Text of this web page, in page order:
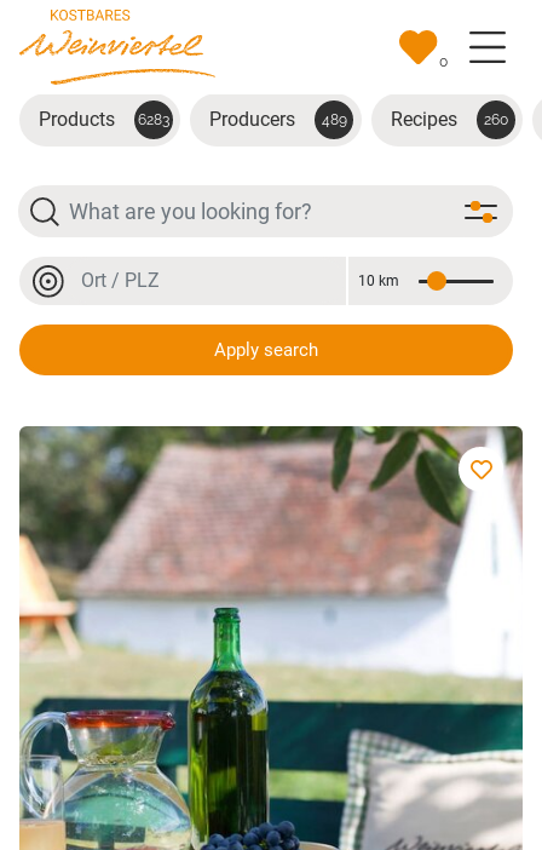
Skip to main content
0
Products 6283 Producers 489 Recipes 260
Search
Location or postal code
Distance
10 km
Apply search
Weingut Rudi & Betti Dollinger